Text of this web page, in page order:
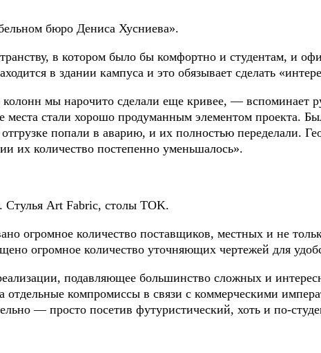
бюро Дениса Хусниева».
в котором было бы комфортно и студентам, и
в здании кампуса и это обязывает сделать
мы нарочито сделали еще кривее, — вспоминает
стали хорошо продуманным элементом проекта.
попали в аварию, и их полностью переделали.
их количество постепенно уменьшалось».
Стулья Art Fabric, столы TOK.
огромное количество поставщиков, местных и не
огромное количество уточняющих чертежей для
подавляющее большинство сложных и
отдельные компромиссы в связи с коммерческими
— просто посетив футуристический, хоть и по-